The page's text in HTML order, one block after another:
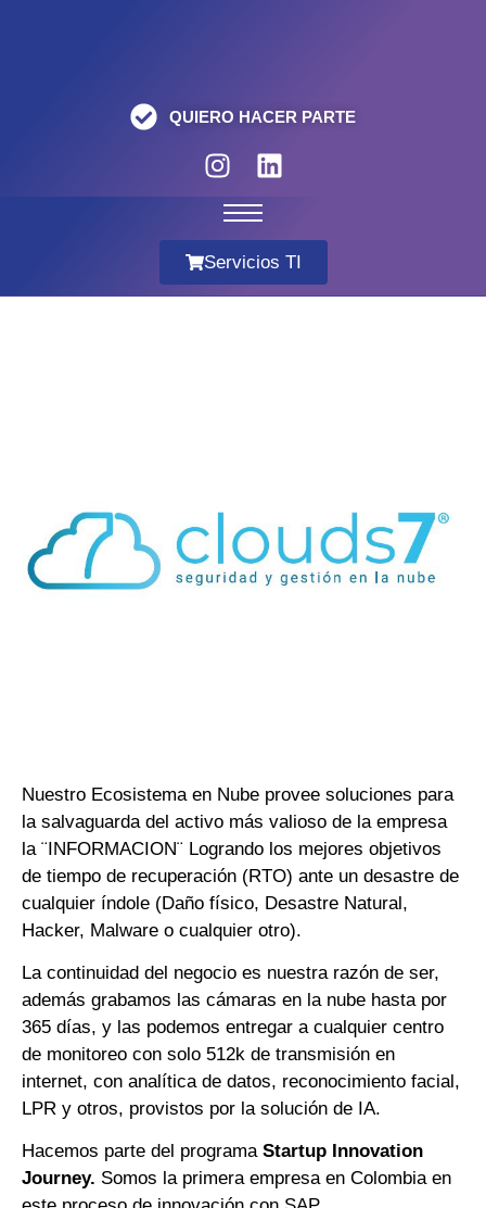
QUIERO HACER PARTE
Servicios TI
Nuestro Ecosistema en Nube provee soluciones para
la salvaguarda del activo más valioso de la empresa
la ¨INFORMACION¨ Logrando los mejores objetivos
de tiempo de recuperación (RTO) ante un desastre de
cualquier índole (Daño físico, Desastre Natural,
Hacker, Malware o cualquier otro).
La continuidad del negocio es nuestra razón de ser,
además grabamos las cámaras en la nube hasta por
365 días, y las podemos entregar a cualquier centro
de monitoreo con solo 512k de transmisión en
internet, con analítica de datos, reconocimiento facial,
LPR y otros, provistos por la solución de IA.
Hacemos parte del programaStartup Innovation
Journey. Somos la primera empresa en Colombia en